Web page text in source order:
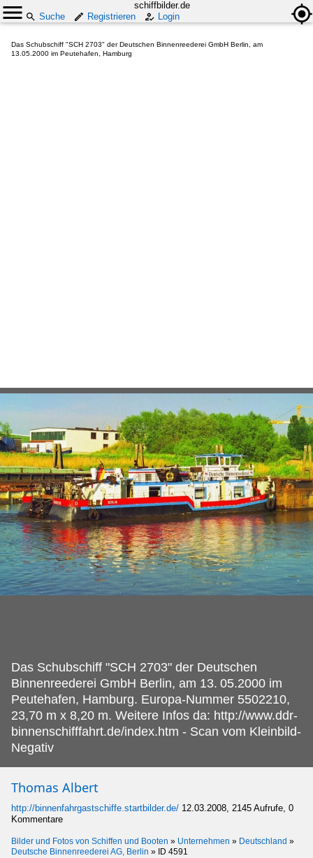
schiffbilder.de
Suche
Registrieren Login
Das Schubschiff "SCH 2703" der Deutschen Binnenreederei GmbH Berlin, am
13.05.2000 im Peutehafen, Hamburg
Das Schubschiff "SCH 2703" der Deutschen
Binnenreederei GmbH Berlin, am 13. 05.2000 im
Peutehafen, Hamburg. Europa-Nummer 5502210,
23,70 m x 8,20 m. Weitere Infos da: http://www.ddr-
binnenschifffahrt.de/index.htm - Scan vom Kleinbild-
Negativ
Thomas Albert
http://binnenfahrgastschiffe.startbilder.de/ 12.03.2008, 2145 Aufrufe, 0
Kommentare
Bilder und Fotos von Schiffen und Booten » Unternehmen » Deutschland »
Deutsche Binnenreederei AG, Berlin » ID 4591